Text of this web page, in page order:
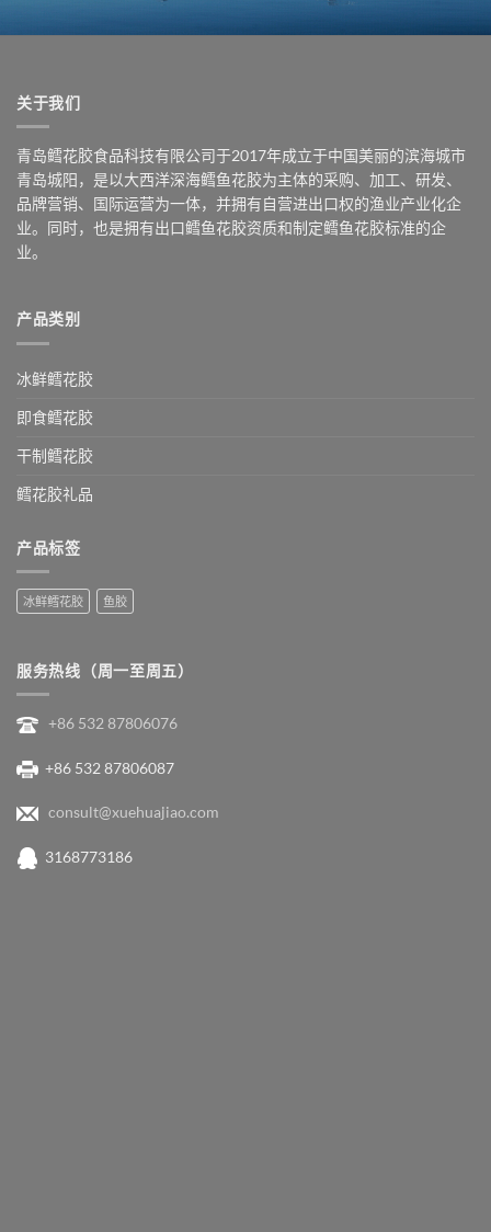
关于我们
青岛鳕花胶食品科技有限公司于2017年成立于中国美丽的滨海城市
青岛城阳，是以大西洋深海鳕鱼花胶为主体的采购、加工、研发、
品牌营销、国际运营为一体，并拥有自营进出口权的渔业产业化企
业。同时，也是拥有出口鳕鱼花胶资质和制定鳕鱼花胶标准的企
业。
产品类别
冰鲜鳕花胶
即食鳕花胶
干制鳕花胶
鳕花胶礼品
产品标签
冰鲜鳕花胶 鱼胶
服务热线（周一至周五）
+86 532 87806076
+86 532 87806087
consult@xuehuajiao.com
3168773186